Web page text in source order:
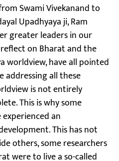
Swami Vivekanand to
Upadhyaya ji, Ram
greater leaders in our
on Bharat and the
worldview, have all pointed
addressing all these
is not entirely
This is why some
an
This has not
others, some researchers
were to live a so-called